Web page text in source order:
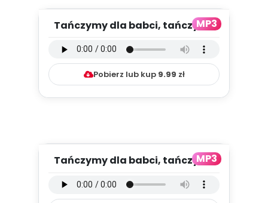
MP3
Tańczymy dla babci, tańczymy
Pobierz lub kup 9.99 zł
MP3
Tańczymy dla babci, tańczymy